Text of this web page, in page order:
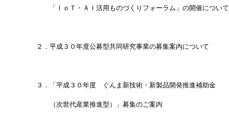
「ＩｏＴ・ＡＩ活用ものづくりフォーラム」の開催について
２．平成３０年度公募型共同研究事業の募集案内について
３．「平成３０年度　ぐんま新技術・新製品開発推進補助金
（次世代産業推進型）」募集のご案内